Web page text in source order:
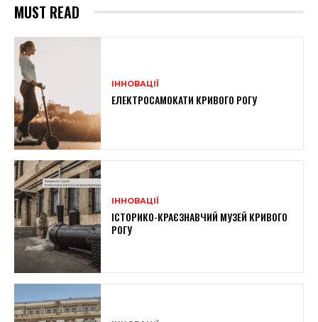
MUST READ
ІННОВАЦІЇ
ЕЛЕКТРОСАМОКАТИ КРИВОГО РОГУ
ІННОВАЦІЇ
ІСТОРИКО-КРАЄЗНАВЧИЙ МУЗЕЙ КРИВОГО
РОГУ